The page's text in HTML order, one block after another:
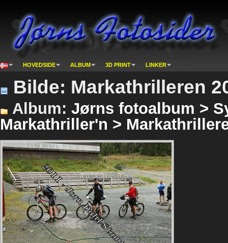
HOVEDSIDE ALBUM 3D PRINT LINKER
Bilde: Markathrilleren
Album: Jørns fotoalbum >
Markathriller'n >